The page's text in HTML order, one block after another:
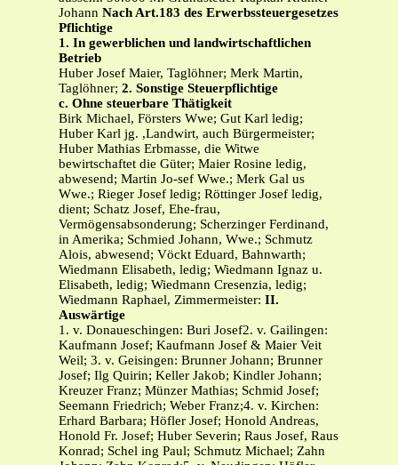
Johann Nach Art.183 des Erwerbssteuergesetzes
Pflichtige
1. In gewerblichen und landwirtschaftlichen
Betrieb
Huber Josef Maier, Taglöhner; Merk Martin,
Taglöhner; 2. Sonstige Steuerpflichtige
c. Ohne steuerbare Thätigkeit
Birk Michael, Försters Wwe; Gut Karl ledig;
Huber Karl jg. ,Landwirt, auch Bürgermeister;
Huber Mathias Erbmasse, die Witwe
bewirtschaftet die Güter; Maier Rosine ledig,
abwesend; Martin Jo-sef Wwe.; Merk Gal us
Wwe.; Rieger Josef ledig; Röttinger Josef ledig,
dient; Schatz Josef, Ehe-frau,
Vermögensabsonderung; Scherzinger Ferdinand,
in Amerika; Schmied Johann, Wwe.; Schmutz
Alois, abwesend; Vöckt Eduard, Bahnwarth;
Wiedmann Elisabeth, ledig; Wiedmann Ignaz u.
Elisabeth, ledig; Wiedmann Cresenzia, ledig;
Wiedmann Raphael, Zimmermeister: II.
Auswärtige
1. v. Donaueschingen: Buri Josef2. v. Gailingen:
Kaufmann Josef; Kaufmann Josef & Maier Veit
Weil; 3. v. Geisingen: Brunner Johann; Brunner
Josef; Ilg Quirin; Keller Jakob; Kindler Johann;
Kreuzer Franz; Münzer Mathias; Schmid Josef;
Seemann Friedrich; Weber Franz;4. v. Kirchen:
Erhard Barbara; Höfler Josef; Honold Andreas,
Honold Fr. Josef; Huber Severin; Raus Josef, Raus
Konrad; Schel ing Paul; Schmutz Michael; Zahn